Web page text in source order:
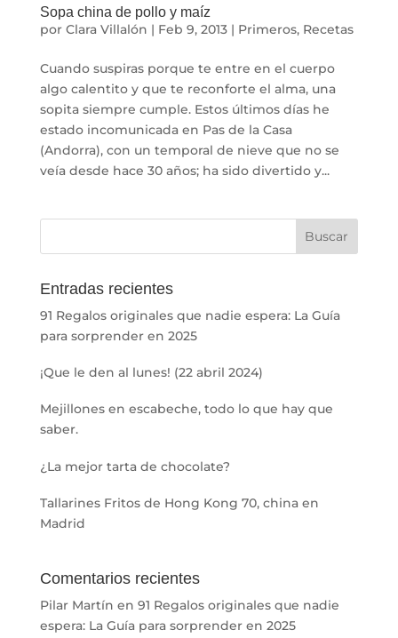
Sopa china de pollo y maíz
por Clara Villalón | Feb 9, 2013| Primeros, Recetas
Cuando suspiras porque te entre en el cuerpo
algo calentito y que te reconforte el alma, una
sopita siempre cumple. Estos últimos días he
estado incomunicada en Pas de la Casa
(Andorra), con un temporal de nieve que no se
veía desde hace 30 años; ha sido divertido y...
Entradas recientes
91 Regalos originales que nadie espera: La Guía
para sorprender en 2025
¡Que le den al lunes! (22 abril 2024)
Mejillones en escabeche, todo lo que hay que
saber.
¿La mejor tarta de chocolate?
Tallarines Fritos de Hong Kong 70, china en
Madrid
Comentarios recientes
Pilar Martín en 91 Regalos originales que nadie
espera: La Guía para sorprender en 2025